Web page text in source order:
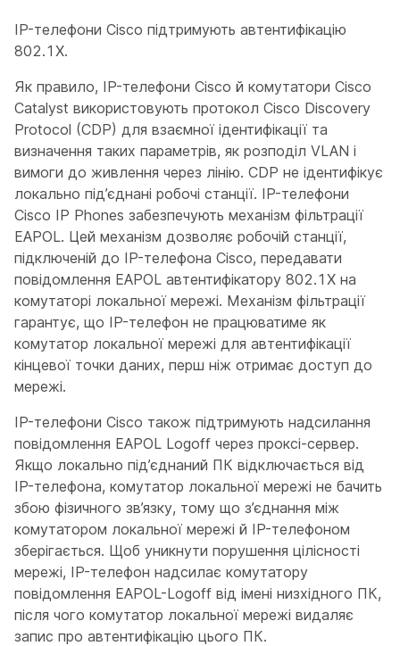
IP-телефони Cisco підтримують автентифікацію
802.1X.
Як правило, IP-телефони Cisco й комутатори Cisco
Catalyst використовують протокол Cisco Discovery
Protocol (CDP) для взаємної ідентифікації та
визначення таких параметрів, як розподіл VLAN і
вимоги до живлення через лінію. CDP не ідентифікує
локально під’єднані робочі станції. IP-телефони
Cisco IP Phones забезпечують механізм фільтрації
EAPOL. Цей механізм дозволяє робочій станції,
підключеній до IP-телефона Cisco, передавати
повідомлення EAPOL автентифікатору 802.1X на
комутаторі локальної мережі. Механізм фільтрації
гарантує, що IP-телефон не працюватиме як
комутатор локальної мережі для автентифікації
кінцевої точки даних, перш ніж отримає доступ до
мережі.
IP-телефони Cisco також підтримують надсилання
повідомлення EAPOL Logoff через проксі-сервер.
Якщо локально під’єднаний ПК відключається від
IP-телефона, комутатор локальної мережі не бачить
збою фізичного зв’язку, тому що з’єднання між
комутатором локальної мережі й IP-телефоном
зберігається. Щоб уникнути порушення цілісності
мережі, IP-телефон надсилає комутатору
повідомлення EAPOL-Logoff від імені низхідного ПК,
після чого комутатор локальної мережі видаляє
запис про автентифікацію цього ПК.